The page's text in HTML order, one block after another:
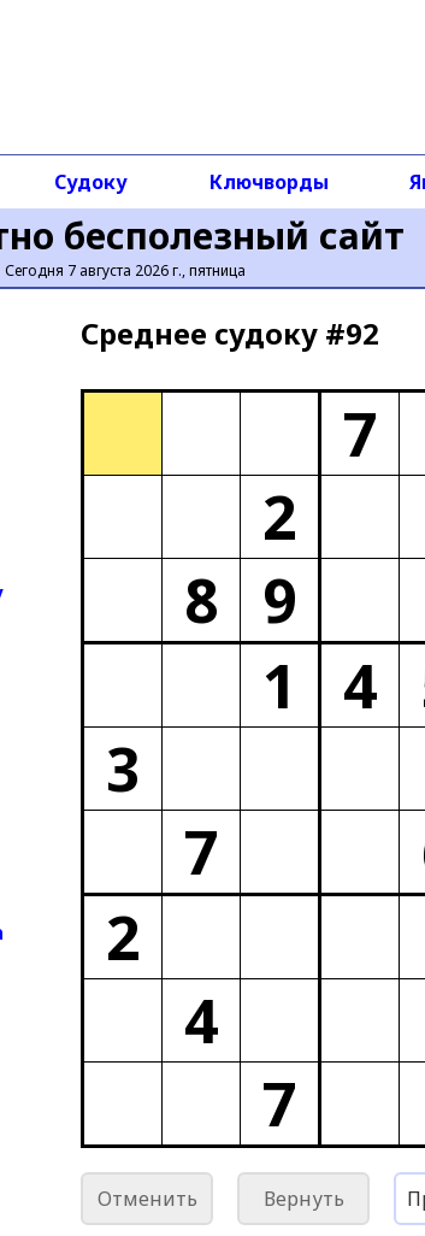
бесполезный сайт
Сегодня 7 августа 2026 г., пятница
Судоку Ключворды
Среднее cудоку #92
7
2
8 9
1
4
3
7
2
4
7
Отменить Вернуть